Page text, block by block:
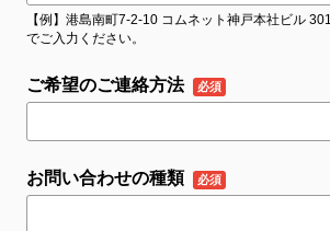
【例】港島南町7-2-10 コムネット神戸本社ビル
でご入力ください。
ご希望のご連絡方法
お問い合わせの種類